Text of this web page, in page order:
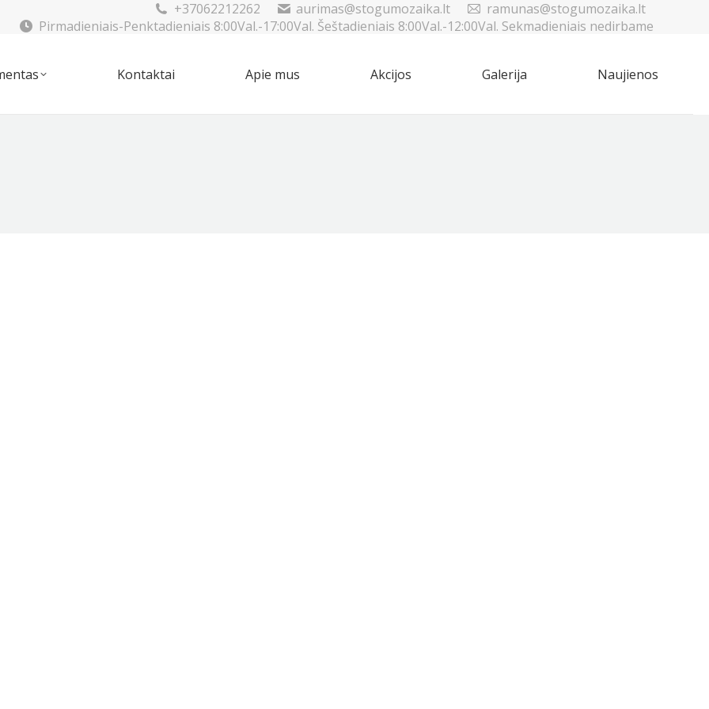
+37062212262 aurimas@stogumozaika.lt
ramunas@stogumozaika.lt
Pirmadieniais-Penktadieniais 8:00Val.-17:00Val. Šeštadieniais 8:00Val.-12:00Val. Sekmadieniais nedirbame
Kontaktai Apie mus Akcijos Galerija Naujienos
Kontaktai Apie mus Akcijos Galerija Naujienos